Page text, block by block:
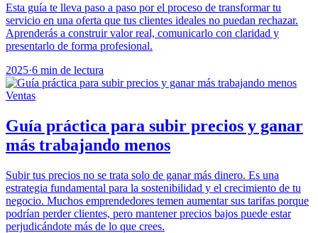
Esta guía te lleva paso a paso por el proceso de transformar tu
servicio en una oferta que tus clientes ideales no puedan rechazar.
Aprenderás a construir valor real, comunicarlo con claridad y
presentarlo de forma profesional.
2025·6 min de lectura
Ventas
Guía práctica para subir precios y ganar
más trabajando menos
Subir tus precios no se trata solo de ganar más dinero. Es una
estrategia fundamental para la sostenibilidad y el crecimiento de tu
negocio. Muchos emprendedores temen aumentar sus tarifas porque
podrían perder clientes, pero mantener precios bajos puede estar
perjudicándote más de lo que crees.